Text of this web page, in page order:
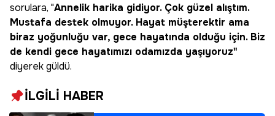
sorulara, "Annelik harika gidiyor. Çok güzel alıştım.
Mustafa destek olmuyor. Hayat müşterektir ama
biraz yoğunluğu var, gece hayatında olduğu için. Biz
de kendi gece hayatımızı odamızda yaşıyoruz"
diyerek güldü.
İLGİLİ HABER